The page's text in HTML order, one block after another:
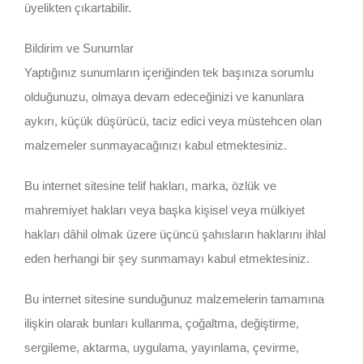
üyelikten çıkartabilir.
Bildirim ve Sunumlar
Yaptığınız sunumların içeriğinden tek başınıza sorumlu
olduğunuzu, olmaya devam edeceğinizi ve kanunlara
aykırı, küçük düşürücü, taciz edici veya müstehcen olan
malzemeler sunmayacağınızı kabul etmektesiniz.
Bu internet sitesine telif hakları, marka, özlük ve
mahremiyet hakları veya başka kişisel veya mülkiyet
hakları dâhil olmak üzere üçüncü şahısların haklarını ihlal
eden herhangi bir şey sunmamayı kabul etmektesiniz.
Bu internet sitesine sunduğunuz malzemelerin tamamına
ilişkin olarak bunları kullanma, çoğaltma, değiştirme,
sergileme, aktarma, uygulama, yayınlama, çevirme,